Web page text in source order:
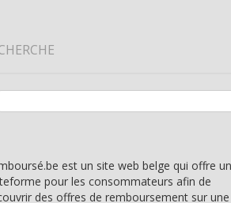
est un site web belge qui offre
pour les consommateurs afin de
des offres de remboursement sur une